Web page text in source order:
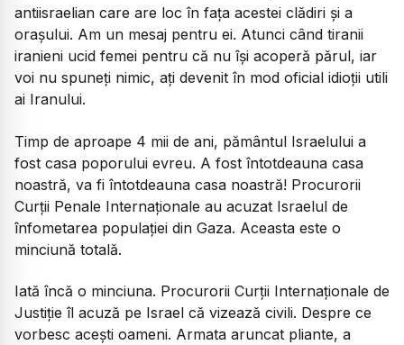
antiisraelian care are loc în fața acestei clădiri și a
orașului. Am un mesaj pentru ei. Atunci când tiranii
iranieni ucid femei pentru că nu își acoperă părul, iar
voi nu spuneți nimic, ați devenit în mod oficial idioții utili
ai Iranului.
Timp de aproape 4 mii de ani, pământul Israelului a
fost casa poporului evreu. A fost întotdeauna casa
noastră, va fi întotdeauna casa noastră! Procurorii
Curții Penale Internaționale au acuzat Israelul de
înfometarea populației din Gaza. Aceasta este o
minciună totală.
Iată încă o minciuna. Procurorii Curții Internaționale de
Justiție îl acuză pe Israel că vizează civili. Despre ce
vorbesc acești oameni. Armata aruncat pliante, a